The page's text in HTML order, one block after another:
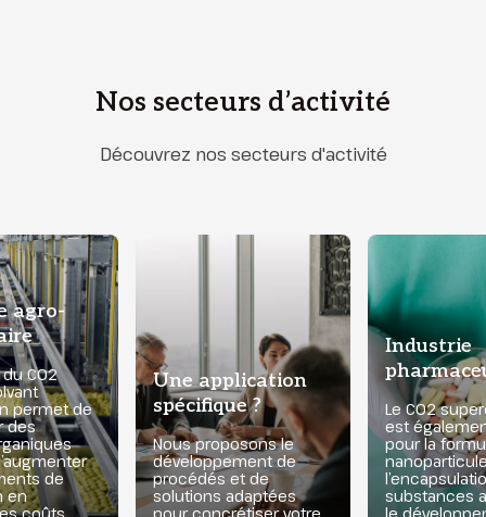
Nos secteurs d’activité
Découvrez nos secteurs d'activité
agro-
du CO2
permet de
des
de
en
Une application
spécifique ?
Nous proposons le
développement de
procédés et de
solutions adaptées
Industrie
Le CO2
est
pour la
substances